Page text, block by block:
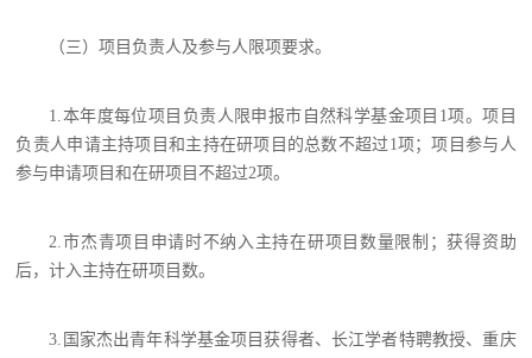
（三）项目负责人及参与人限项要求。
1.本年度每位项目负责人限申报市自然科学基金项目1项。项目
负责人申请主持项目和主持在研项目的总数不超过1项；项目参与人
参与申请项目和在研项目不超过2项。
2.市杰青项目申请时不纳入主持在研项目数量限制；获得资助
后，计入主持在研项目数。
3.国家杰出青年科学基金项目获得者、长江学者特聘教授、重庆